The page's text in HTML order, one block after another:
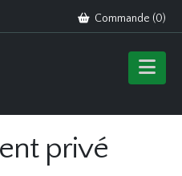
Commande (0)
privé